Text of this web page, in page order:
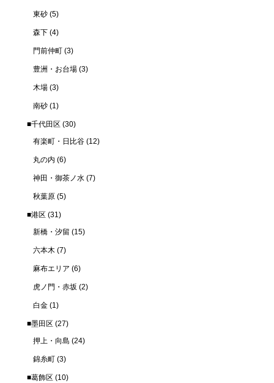
東砂 (5)
森下 (4)
門前仲町 (3)
豊洲・お台場 (3)
木場 (3)
南砂 (1)
■千代田区 (30)
有楽町・日比谷 (12)
丸の内 (6)
神田・御茶ノ水 (7)
秋葉原 (5)
■港区 (31)
新橋・汐留 (15)
六本木 (7)
麻布エリア (6)
虎ノ門・赤坂 (2)
白金 (1)
■墨田区 (27)
押上・向島 (24)
錦糸町 (3)
■葛飾区 (10)